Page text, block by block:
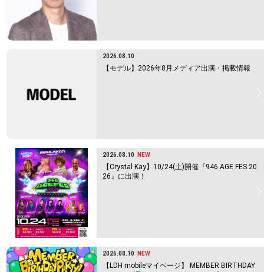
2026.08.10
【モデル】2026年8月メディア出演・掲載情報
2026.08.10 NEW
【Crystal Kay】10/24(土)開催『946 AGE FES 20
26』に出演！
2026.08.10 NEW
【LDH mobileマイページ】 MEMBER BIRTHDAY